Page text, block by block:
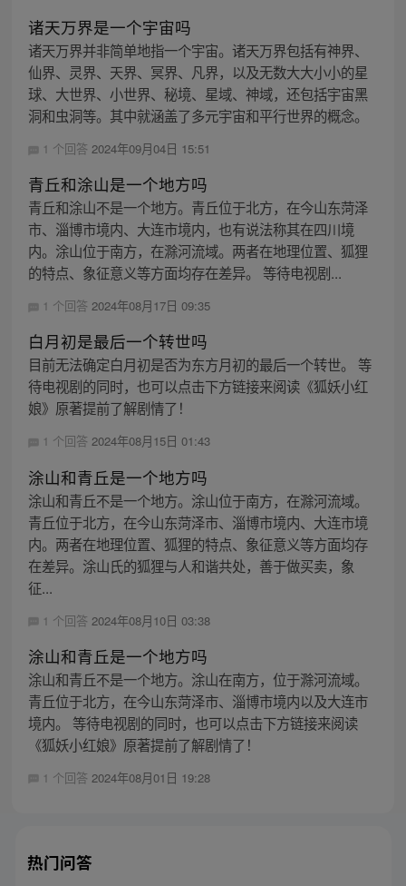
诸天万界是一个宇宙吗
诸天万界并非简单地指一个宇宙。诸天万界包括有神界、
仙界、灵界、天界、冥界、凡界，以及无数大大小小的星
球、大世界、小世界、秘境、星域、神域，还包括宇宙黑
洞和虫洞等。其中就涵盖了多元宇宙和平行世界的概念。
1 个回答 2024年09月04日 15:51
青丘和涂山是一个地方吗
青丘和涂山不是一个地方。青丘位于北方，在今山东菏泽
市、淄博市境内、大连市境内，也有说法称其在四川境
内。涂山位于南方，在滁河流域。两者在地理位置、狐狸
的特点、象征意义等方面均存在差异。 等待电视剧...
1 个回答 2024年08月17日 09:35
白月初是最后一个转世吗
目前无法确定白月初是否为东方月初的最后一个转世。 等
待电视剧的同时，也可以点击下方链接来阅读《狐妖小红
娘》原著提前了解剧情了！
1 个回答 2024年08月15日 01:43
涂山和青丘是一个地方吗
涂山和青丘不是一个地方。涂山位于南方，在滁河流域。
青丘位于北方，在今山东菏泽市、淄博市境内、大连市境
内。两者在地理位置、狐狸的特点、象征意义等方面均存
在差异。涂山氏的狐狸与人和谐共处，善于做买卖，象
征...
1 个回答 2024年08月10日 03:38
涂山和青丘是一个地方吗
涂山和青丘不是一个地方。涂山在南方，位于滁河流域。
青丘位于北方，在今山东菏泽市、淄博市境内以及大连市
境内。 等待电视剧的同时，也可以点击下方链接来阅读
《狐妖小红娘》原著提前了解剧情了！
1 个回答 2024年08月01日 19:28
热门问答